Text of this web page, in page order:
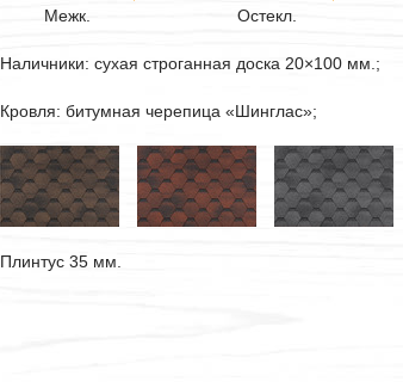
Межк.
Остекл.
Наличники: сухая строганная доска 20×100 мм.;
Кровля: битумная черепица «Шинглас»;
Плинтус 35 мм.